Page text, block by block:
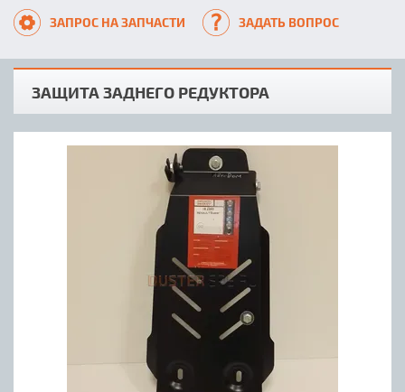
ЗАПРОС НА ЗАПЧАСТИ ЗАДАТЬ ВОПРОС
ЗАЩИТА ЗАДНЕГО РЕДУКТОРА